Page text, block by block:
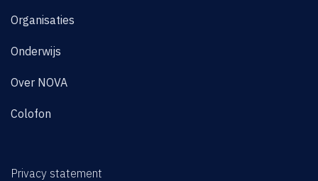
Organisaties
Onderwijs
Over NOVA
Colofon
Privacy statement